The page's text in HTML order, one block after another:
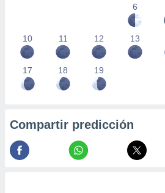
6
10 11 12 13
17 18 19
Compartir predicción